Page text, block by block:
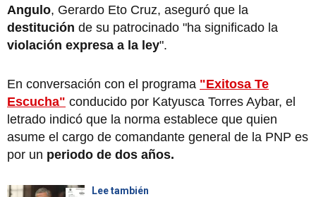
Angulo, Gerardo Eto Cruz, aseguró que la
destitución de su patrocinado "ha significado la
violación expresa a la ley".
En conversación con el programa "Exitosa Te
Escucha" conducido por Katyusca Torres Aybar, el
letrado indicó que la norma establece que quien
asume el cargo de comandante general de la PNP es
por un periodo de dos años.
Lee también